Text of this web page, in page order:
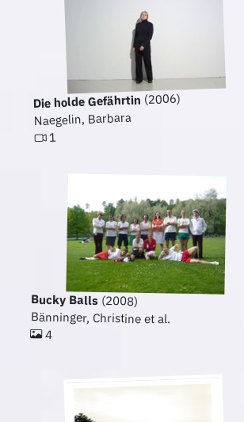
Die holde Gefährtin (2006)
Naegelin, Barbara
1
Bucky Balls (2008)
Bänninger, Christine et al.
4